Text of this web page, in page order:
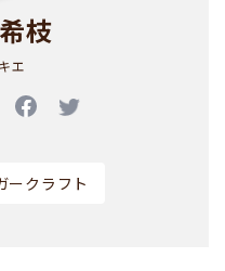
枝
エ
ークラフト